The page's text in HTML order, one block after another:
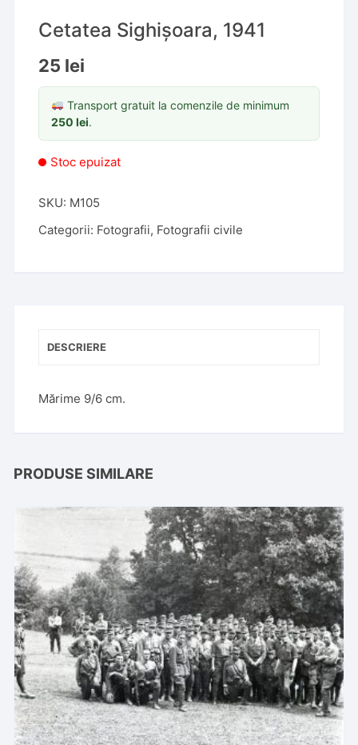
Cetatea Sighișoara, 1941
25 lei
Transport gratuit la comenzile de minimum
250lei.
Stoc epuizat
SKU: M105
Categorii: Fotografii, Fotografii civile
DESCRIERE
Mărime 9/6 cm.
PRODUSE SIMILARE